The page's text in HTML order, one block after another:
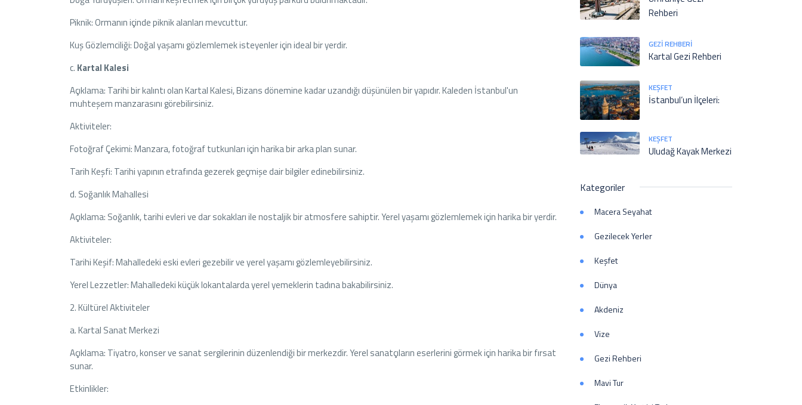
Piknik: Ormanın içinde piknik alanları mevcuttur.
Kuş Gözlemciliği: Doğal yaşamı gözlemlemek isteyenler için ideal bir yerdir.
c. Kartal Kalesi
Açıklama: Tarihi bir kalıntı olan Kartal Kalesi, Bizans dönemine kadar uzandığı düşünülen bir yapıdır. Kaleden İstanbul'un
muhteşem manzarasını görebilirsiniz.
Aktiviteler:
Fotoğraf Çekimi: Manzara, fotoğraf tutkunları için harika bir arka plan sunar.
Tarih Keşfi: Tarihi yapının etrafında gezerek geçmişe dair bilgiler edinebilirsiniz.
d. Soğanlık Mahallesi
Açıklama: Soğanlık, tarihi evleri ve dar sokakları ile nostaljik bir atmosfere sahiptir. Yerel yaşamı gözlemlemek için harika bir yerdir.
Aktiviteler:
Tarihi Keşif: Mahalledeki eski evleri gezebilir ve yerel yaşamı gözlemleyebilirsiniz.
Yerel Lezzetler: Mahalledeki küçük lokantalarda yerel yemeklerin tadına bakabilirsiniz.
2. Kültürel Aktiviteler
a. Kartal Sanat Merkezi
Açıklama: Tiyatro, konser ve sanat sergilerinin düzenlendiği bir merkezdir. Yerel sanatçıların eserlerini görmek için harika bir fırsat
sunar.
Etkinlikler:
Rehberi
GEZI REHBERI
Kartal Gezi Rehberi
KEŞFET
İstanbul’un İlçeleri:
KEŞFET
Uludağ Kayak Merkezi
Kategoriler
Macera Seyahat
Gezilecek Yerler
Keşfet
Dünya
Akdeniz
Vize
Gezi Rehberi
Mavi Tur